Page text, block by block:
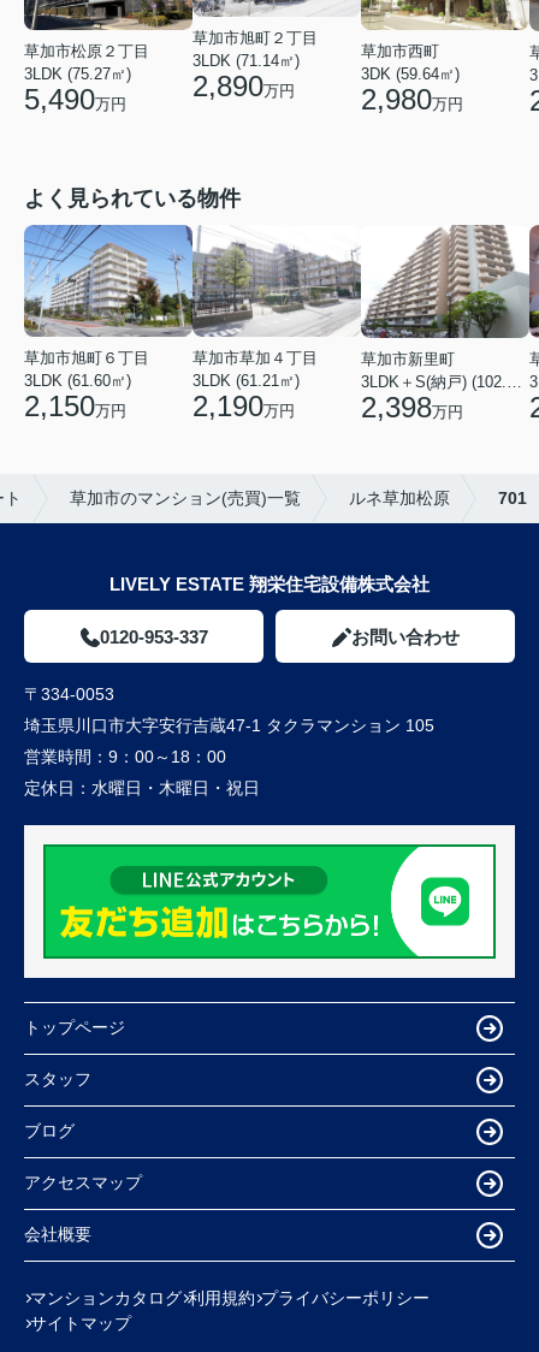
草加市松原２丁目
3LDK (75.27㎡)
5,490万円
草加市旭町２丁目
3LDK (71.14㎡)
2,890万円
草加市西町
3DK (59.64㎡)
2,980万円
よく見られている物件
草加市旭町６丁目
3LDK (61.60㎡)
2,150万円
草加市草加４丁目
3LDK (61.21㎡)
2,190万円
草加市新里町
2,398万円
草加市のマンション(売買)一覧 ルネ草加松原 701
LIVELY ESTATE 翔栄住宅設備株式会社
0120-953-337 お問い合わせ
〒334-0053
埼玉県川口市大字安行吉蔵47-1 タクラマンション 105
営業時間： 9：00～18：00
定休日： 水曜日・木曜日・祝日
トップページ
スタッフ
ブログ
アクセスマップ
会社概要
マンションカタログ 利用規約 プライバシーポリシー
サイトマップ